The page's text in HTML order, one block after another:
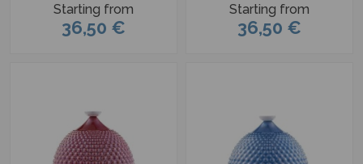
Starting from
36,50 €
Starting from
36,50 €